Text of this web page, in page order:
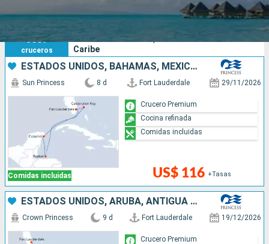
Buscar
3069
cruceros
Caribe
ESTADOS UNIDOS, BAHAMAS, MÉXICO, HONDURAS
Comidas incluidas
Sun Princess 8 d Fort Lauderdale 29/11/2026
US$ 116 +Tasas
Crucero Premium
Cocina refinada
Comidas incluidas
ESTADOS UNIDOS, ARUBA, ANTIGUA Y BARBUDA, PUERTO RICO
Crown Princess 9 d Fort Lauderdale 19/12/2026
Crucero Premium